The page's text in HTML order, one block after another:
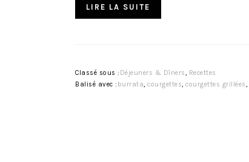
LIRE LA SUITE
Classé sous : Déjeuners & Dîners, Recettes
Balisé avec : burrata, courgettes, courgettes grillées,